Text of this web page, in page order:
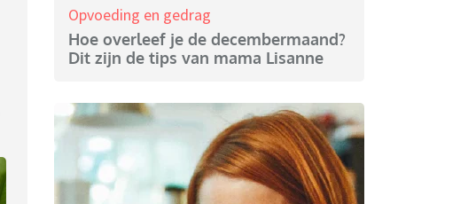
Opvoeding en gedrag
Hoe overleef je de decembermaand?
Dit zijn de tips van mama Lisanne